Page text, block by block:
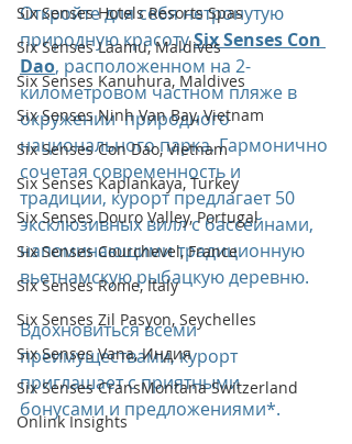
Six Senses Hotels Resorts Spas
Six Senses Laamu, Maldives
Six Senses Kanuhura, Maldives
Six Senses Ninh Van Bay, Vietnam
Six Senses Con Dao, Vietnam
Six Senses Kaplankaya, Turkey
Six Senses Douro Valley, Portugal
Six Senses Courchevel, France
Six Senses Rome, Italy
Six Senses Zil Pasyon, Seychelles
Six Senses Vana, Индия
Six Senses CransMontana Switzerland
Onlink Insights
Откройте для себя нетронутую
природную красоту Six Senses Con
Dao, расположенном на 2-
километровом частном пляже в
окружении  природного
национального парка. Гармонично
сочетая современность и
традиции, курорт предлагает 50
эксклюзивных вилл с бассейнами,
напоминающими традиционную
вьетнамскую рыбацкую деревню.
Вдохновиться всеми
преимуществами, курорт
приглашает с приятными
бонусами и предложениями*.